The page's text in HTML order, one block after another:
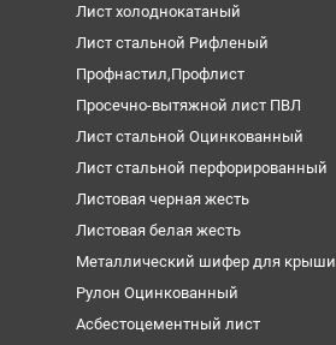
Лист холоднокатаный
Лист стальной Рифленый
Профнастил,Профлист
Просечно-вытяжной лист ПВЛ
Лист стальной Оцинкованный
Лист стальной перфорированный
Листовая черная жесть
Листовая белая жесть
Металлический шифер для крыши
Рулон Оцинкованный
Асбестоцементный лист